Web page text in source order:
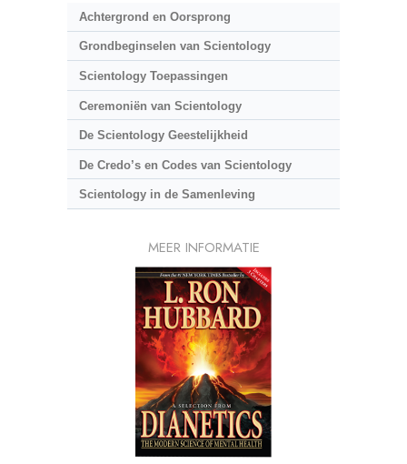
Achtergrond en Oorsprong
Grondbeginselen van Scientology
Scientology Toepassingen
Ceremoniën van Scientology
De Scientology Geestelijkheid
De Credo’s en Codes van Scientology
Scientology in de Samenleving
MEER INFORMATIE